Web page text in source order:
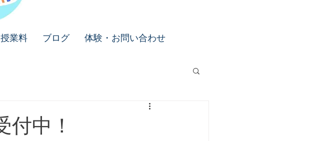
業料 ブログ 体験・お問い合わせ
中！